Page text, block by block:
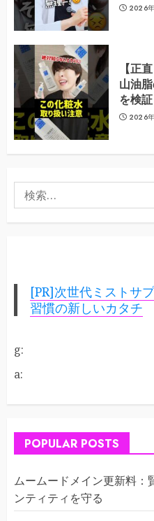
2026
【正
山油
を検
2026
索:
[PR]次世代ミストサ
習慣の新しいカタチ
g:
a:
POPULAR POSTS
ムームードメイン更新料：
ンティティを守る